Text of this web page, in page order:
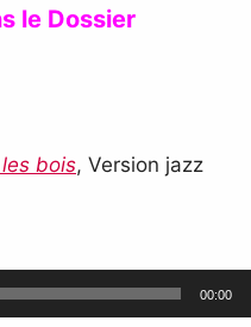
le Dossier
bois, Version jazz
00:00